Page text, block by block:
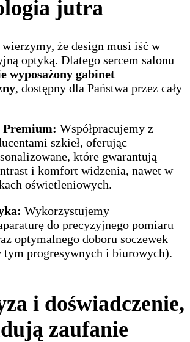
jutra
że design musi iść w
optyką. Dlatego sercem salonu
wyposażony gabinet
, dostępny dla Państwa przez cały
Premium: Współpracujemy z
szkieł, oferując
które gwarantują
i komfort widzenia, nawet w
oświetleniowych.
Wykorzystujemy
do precyzyjnego pomiaru
optymalnego doboru soczewek
progresywnych i biurowych).
i doświadczenie,
zaufanie